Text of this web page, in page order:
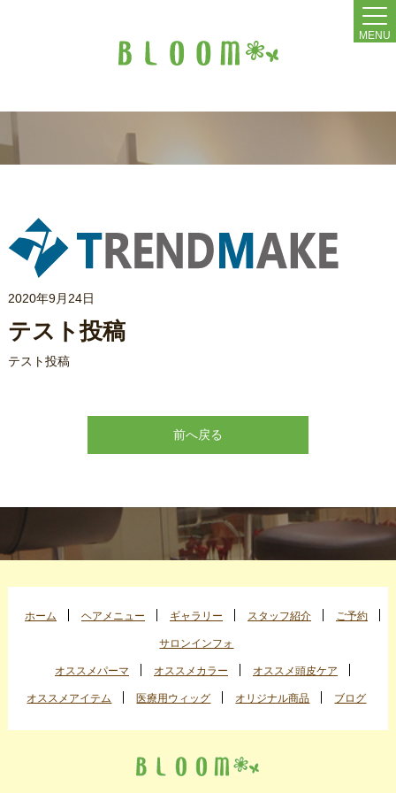
MENU
2020年9月24日
テスト投稿
テスト投稿
前へ戻る
ホーム ヘアメニュー ギャラリー スタッフ紹介 ご予約
サロンインフォ
オススメパーマ オススメカラー オススメ頭皮ケア
オススメアイテム 医療用ウィッグ オリジナル商品 ブログ